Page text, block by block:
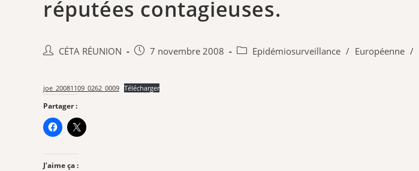
réputées contagieuses.
Auteur/autrice
publication :
CÉTA RÉUNION
Publication
7 novembre 2008
Post Epidémiosurveillance / Européenne /
joe_20081109_0262_0009 Télécharger
Partager :
J’aime ça :